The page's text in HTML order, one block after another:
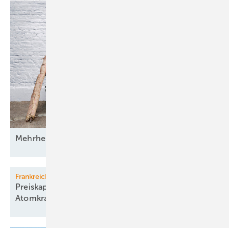
Mehrheit der Deutschen will erneuerbar
Frankreich
Preiskapriolen wegen unflexibler
Atomkraft beunruhigen